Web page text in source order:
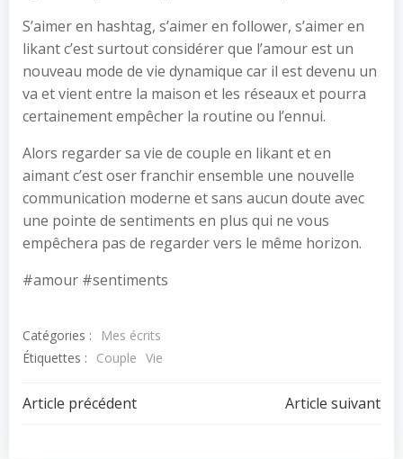
S’aimer en hashtag, s’aimer en follower, s’aimer en
likant c’est surtout considérer que l’amour est un
nouveau mode de vie dynamique car il est devenu un
va et vient entre la maison et les réseaux et pourra
certainement empêcher la routine ou l’ennui.
Alors regarder sa vie de couple en likant et en
aimant c’est oser franchir ensemble une nouvelle
communication moderne et sans aucun doute avec
une pointe de sentiments en plus qui ne vous
empêchera pas de regarder vers le même horizon.
#amour #sentiments
Catégories :
Mes écrits
Étiquettes :
Couple Vie
Article précédent Article suivant